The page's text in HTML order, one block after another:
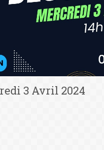
3 Avril 2024